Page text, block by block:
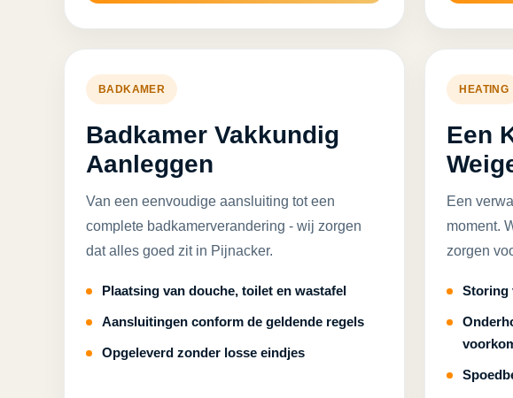
BADKAMER
Badkamer Vakkundig
Aanleggen
Van een eenvoudige aansluiting tot een
complete badkamerverandering - wij zorgen
dat alles goed zit in Pijnacker.
Plaatsing van douche, toilet en wastafel
Aansluitingen conform de geldende regels
Opgeleverd zonder losse eindjes
HEATING
Een
Een
moment.
zorgen
Storing